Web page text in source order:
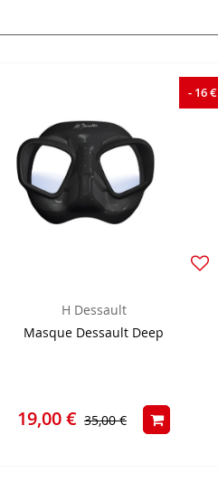
- 16 €
H Dessault
Masque Dessault Deep
19,00 € 35,00 €